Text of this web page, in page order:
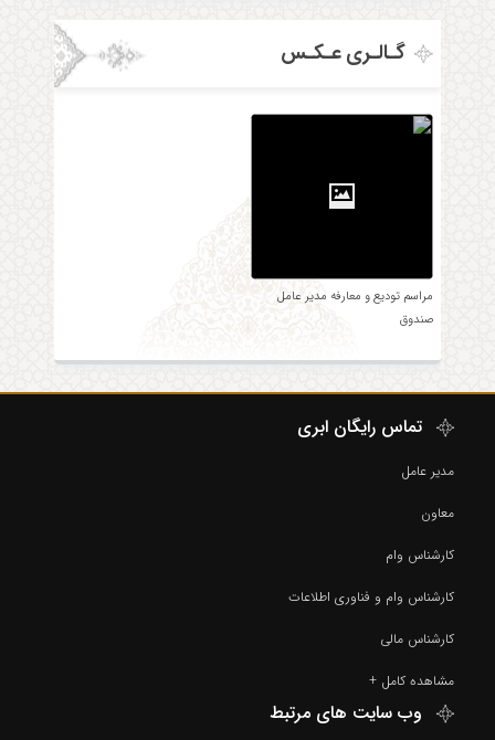
گـالـری عـکـس
مراسم تودیع و معارفه مدیر عامل
صندوق
تماس رایگان ابری
مدیر عامل
معاون
کارشناس وام
کارشناس وام و فناوری اطلاعات
کارشناس مالی
مشاهده کامل +
وب سایت های مرتبط